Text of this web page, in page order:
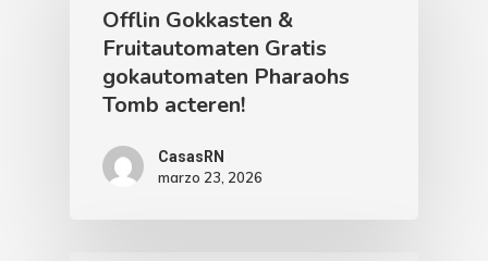
Offlin Gokkasten &
Fruitautomaten Gratis
gokautomaten Pharaohs
Tomb acteren!
CasasRN
marzo 23, 2026